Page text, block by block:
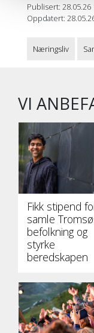
Publisert: 28.05.26
Oppdatert:
Næringsliv
VI
Fikk stipend
samle
befolkning og
styrke
beredskapen